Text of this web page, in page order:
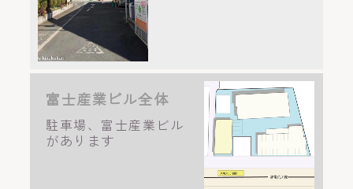
富士産業ビル全体
駐車場、富士産業ビル
があります